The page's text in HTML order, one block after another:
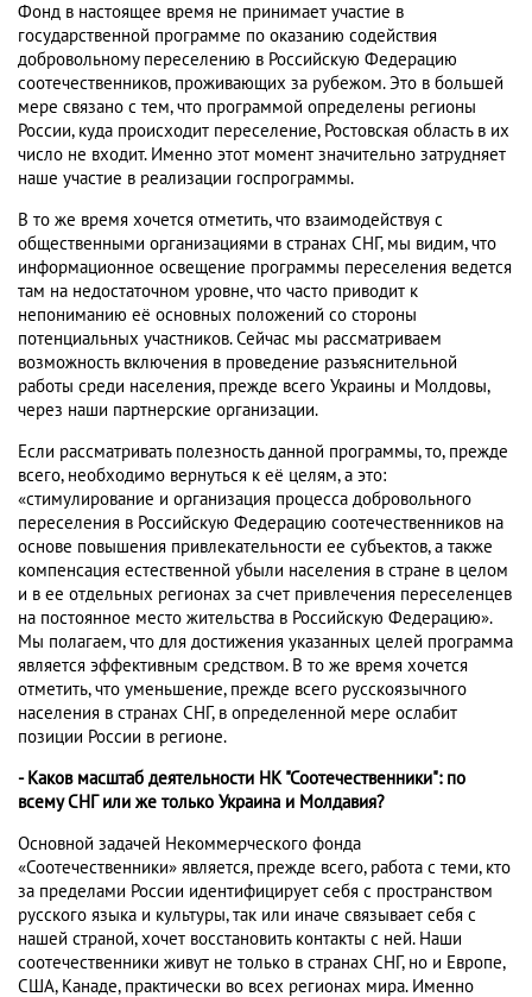
Фонд в настоящее время не принимает участие в
государственной программе по оказанию содействия
добровольному переселению в Российскую Федерацию
соотечественников, проживающих за рубежом. Это в большей
мере связано с тем, что программой определены регионы
России, куда происходит переселение, Ростовская область в их
число не входит. Именно этот момент значительно затрудняет
наше участие в реализации госпрограммы.
В то же время хочется отметить, что взаимодействуя с
общественными организациями в странах СНГ, мы видим, что
информационное освещение программы переселения ведется
там на недостаточном уровне, что часто приводит к
непониманию её основных положений со стороны
потенциальных участников. Сейчас мы рассматриваем
возможность включения в проведение разъяснительной
работы среди населения, прежде всего Украины и Молдовы,
через наши партнерские организации.
Если рассматривать полезность данной программы, то, прежде
всего, необходимо вернуться к её целям, а это:
«стимулирование и организация процесса добровольного
переселения в Российскую Федерацию соотечественников на
основе повышения привлекательности ее субъектов, а также
компенсация естественной убыли населения в стране в целом
и в ее отдельных регионах за счет привлечения переселенцев
на постоянное место жительства в Российскую Федерацию».
Мы полагаем, что для достижения указанных целей программа
является эффективным средством. В то же время хочется
отметить, что уменьшение, прежде всего русскоязычного
населения в странах СНГ, в определенной мере ослабит
позиции России в регионе.
- Каков масштаб деятельности НК "Соотечественники": по
всему СНГ или же только Украина и Молдавия?
Основной задачей Некоммерческого фонда
«Соотечественники» является, прежде всего, работа с теми, кто
за пределами России идентифицирует себя с пространством
русского языка и культуры, так или иначе связывает себя с
нашей страной, хочет восстановить контакты с ней. Наши
соотечественники живут не только в странах СНГ, но и Европе,
США, Канаде, практически во всех регионах мира. Именно